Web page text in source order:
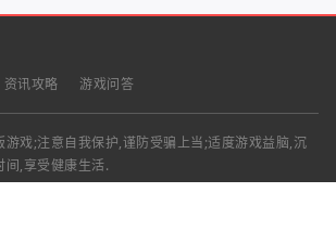
资讯攻略 游戏问答
戏;注意自我保护,谨防受骗上当;适度游戏益脑,沉
间,享受健康生活.